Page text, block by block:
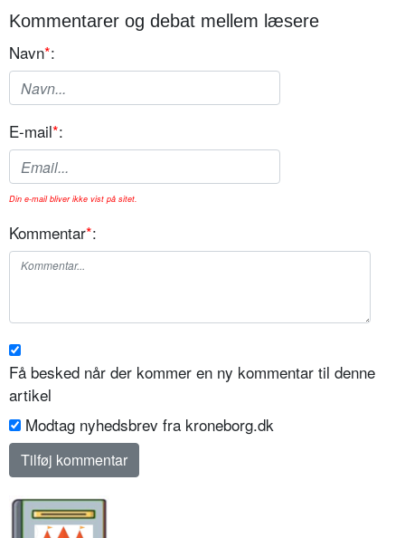
Kommentarer og debat mellem læsere
Navn*:
E-mail*:
Din e-mail bliver ikke vist på sitet.
Kommentar*:
Få besked når der kommer en ny kommentar til denne
artikel
Modtag nyhedsbrev fra kroneborg.dk